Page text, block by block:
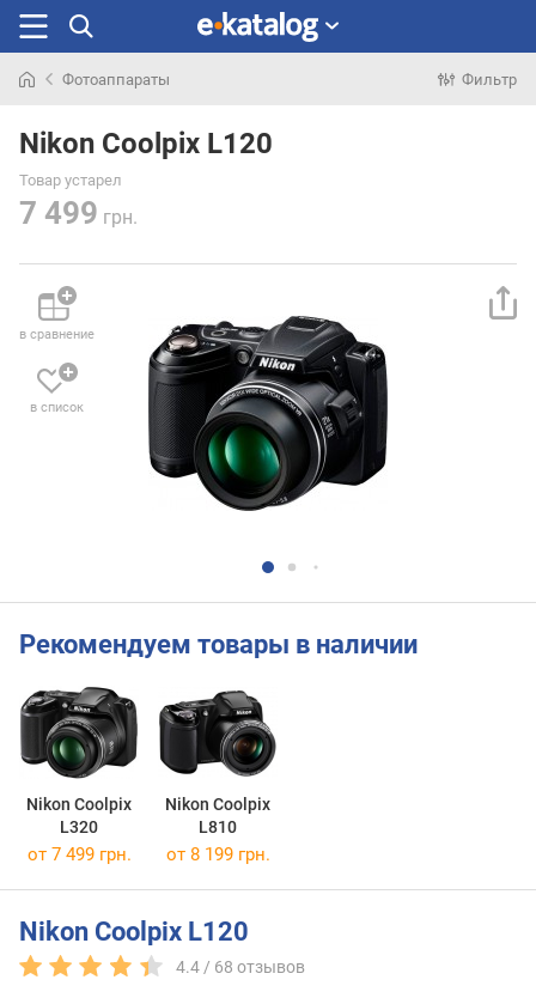
раньше
Фотоаппараты Фильтр
Nikon Coolpix L120
Товар устарел
7 499 грн.
в сравнение
в список
Рекомендуем товары в наличии
Nikon Coolpix
L320
Nikon Coolpix
L810
от 7 499 грн. от 8 199 грн.
Nikon Coolpix L120
4.4 / 68 отзывов